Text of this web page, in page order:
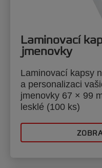
Laminovací
jmenovky
Laminovací kapsy
a personalizaci
jmenovky 67 × 99
lesklé (100 ks)